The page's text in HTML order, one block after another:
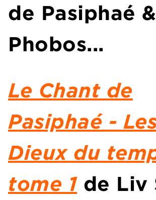
de Pasiphaé &
Phobos...
Le Chant de
Pasiphaé -
Dieux du
tome 1de Liv